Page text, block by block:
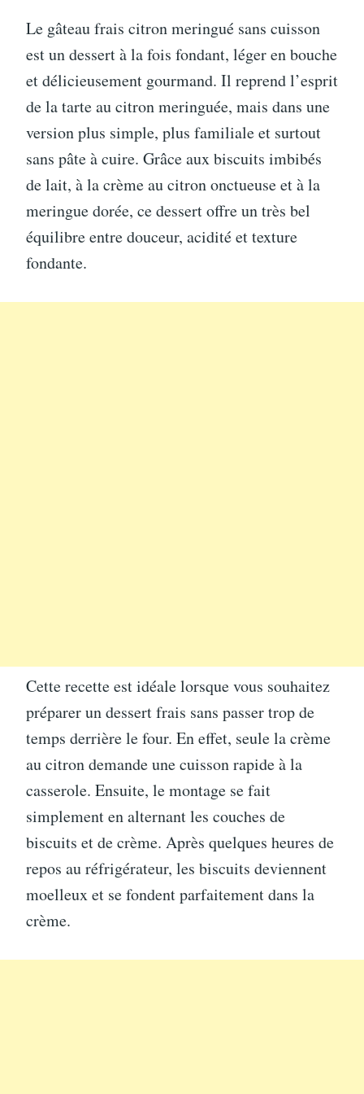
Le gâteau frais citron meringué sans cuisson
est un dessert à la fois fondant, léger en bouche
et délicieusement gourmand. Il reprend l’esprit
de la tarte au citron meringuée, mais dans une
version plus simple, plus familiale et surtout
sans pâte à cuire. Grâce aux biscuits imbibés
de lait, à la crème au citron onctueuse et à la
meringue dorée, ce dessert offre un très bel
équilibre entre douceur, acidité et texture
fondante.
Cette recette est idéale lorsque vous souhaitez
préparer un dessert frais sans passer trop de
temps derrière le four. En effet, seule la crème
au citron demande une cuisson rapide à la
casserole. Ensuite, le montage se fait
simplement en alternant les couches de
biscuits et de crème. Après quelques heures de
repos au réfrigérateur, les biscuits deviennent
moelleux et se fondent parfaitement dans la
crème.